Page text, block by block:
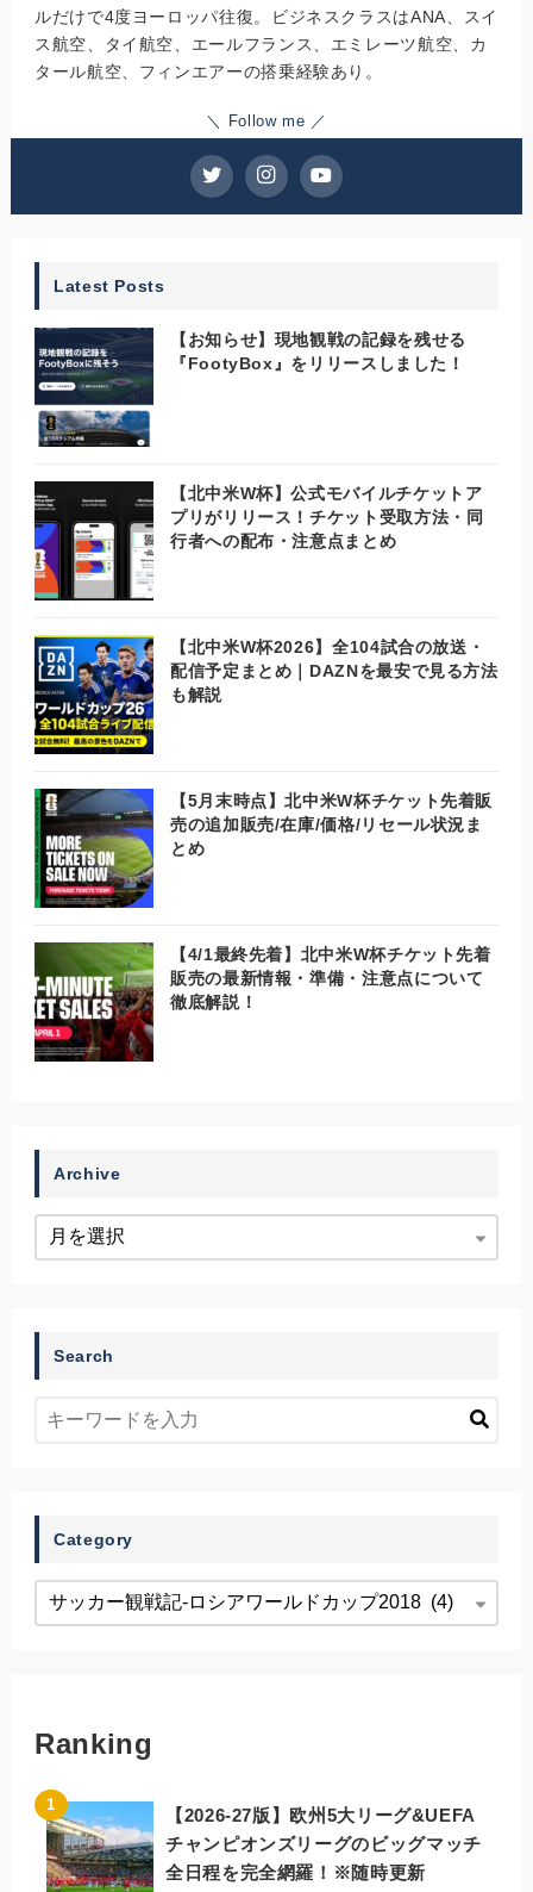
ルだけで4度ヨーロッパ往復。ビジネスクラスはANA、スイ
ス航空、タイ航空、エールフランス、エミレーツ航空、カ
タール航空、フィンエアーの搭乗経験あり。
＼ Follow me ／
Latest Posts
【お知らせ】現地観戦の記録を残せる
『FootyBox』をリリースしました！
【北中米W杯】公式モバイルチケットア
プリがリリース！チケット受取方法・同
行者への配布・注意点まとめ
【北中米W杯2026】全104試合の放送・
配信予定まとめ｜DAZNを最安で見る方法
も解説
【5月末時点】北中米W杯チケット先着販
売の追加販売/在庫/価格/リセール状況ま
とめ
【4/1最終先着】北中米W杯チケット先着
販売の最新情報・準備・注意点について
徹底解説！
Archive
Search
Category
Ranking
【2026-27版】欧州5大リーグ&UEFA
チャンピオンズリーグのビッグマッチ
全日程を完全網羅！※随時更新